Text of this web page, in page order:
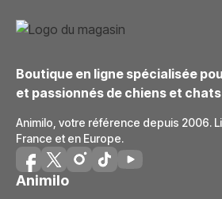
Boutique en ligne spécialisée
et passionnés de chiens et chats
Animilo, votre référence depuis 2006.
France et en Europe.
Animilo